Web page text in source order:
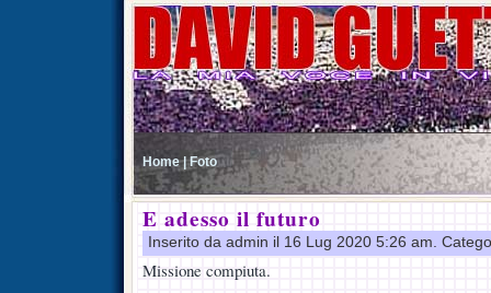
Home | Foto
E adesso il futuro
Inserito da admin il 16 Lug 2020 5:26 am.
Missione compiuta.